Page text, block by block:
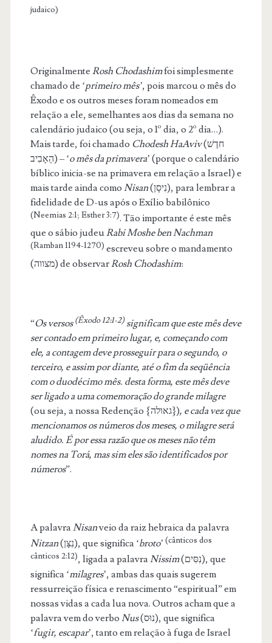
judaico)
Originalmente Rosh Chodashimfoi simplesmente
chamado de ‘primeiro mês’, pois marcou o mês do
Êxodo e os outros meses foram nomeados em
relação a ele, semelhantes aos dias da semana no
calendário judaico (ou seja, o 1º dia, o 2º dia…).
Mais tarde, foi chamado Chodesh HaAviv(חדֶשׁ
הָאָבִיב) – ‘o mês da primavera’ (porque o calendário
bíblico inicia-se na primavera em relação a Israel) e
mais tarde ainda como Nisan(נִיסָן), para lembrar a
fidelidade de D-us após o Exílio babilônico
(Neemias 2:1; Esther 3:7). Tão importante é este mês
que o sábio judeuRabi Moshe ben Nachman
(Ramban 1194-1270) escreveu sobre o mandamento
(מצווה) de observarRosh Chodashim:
“Os versos(Êxodo 12:1-2)significam que este mês deve
ser contado em primeiro lugar, e, começando com
ele, a contagem deve prosseguir para o segundo, o
terceiro, e assim por diante, até o fim da seqüência
com o duodécimo mês. desta forma, este mês deve
ser ligado a uma comemoração do grande milagre
(ou seja, a nossa Redenção
{גאולה}), e cada vez que
mencionamos os números dos meses, o milagre será
aludido. É por essa razão que os meses não têm
nomes na Torá, mas sim eles são identificados por
números”.
A palavraNisanveio da raiz hebraica da palavra
Nitzan
(נִצָּן), que significa ‘broto’ (cânticos dos
cânticos 2:12), ligada a palavraNissim(נִסִּים), que
significa ‘milagres’, ambas das quais sugerem
ressurreição física e renascimento “espiritual” em
nossas vidas a cada lua nova. Outros acham que a
palavra vem do verbo Nus(נוּס), que significa
‘fugir, escapar’, tanto em relação à fuga de Israel